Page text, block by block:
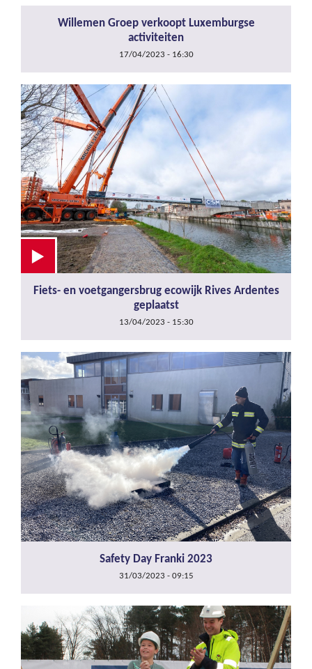
Willemen Groep verkoopt Luxemburgse
activiteiten
17/04/2023 - 16:30
Fiets- en voetgangersbrug ecowijk Rives Ardentes
geplaatst
13/04/2023 - 15:30
Safety Day Franki 2023
31/03/2023 - 09:15